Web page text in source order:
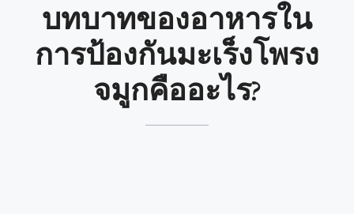
บทบาทของอาหารใน
การป้องกันมะเร็งโพรง
จมูกคืออะไร?